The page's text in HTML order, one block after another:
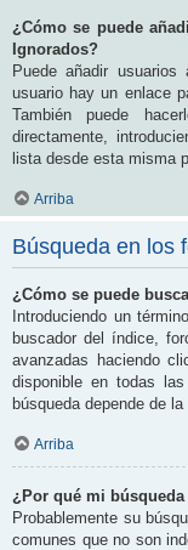
¿Cómo se puede
Ignorados?
Puede añadir
usuario hay un enlace
También puede
directamente,
lista desde esta misma
Arriba
Búsqueda en los
¿Cómo se puede
Introduciendo un
buscador del índice,
avanzadas haciendo
disponible en todas
búsqueda depende de
Arriba
¿Por qué mi
Probablemente su
comunes que no son